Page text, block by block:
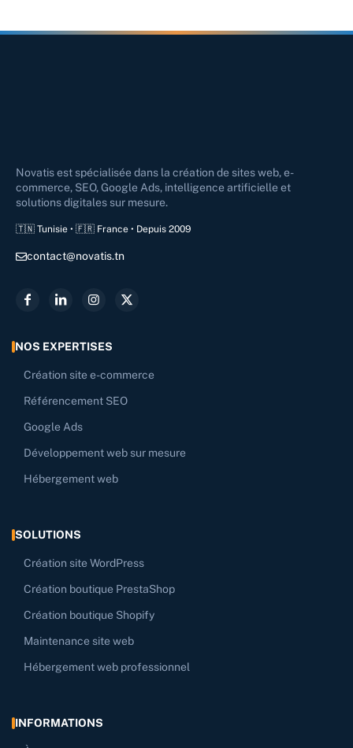
Novatis est spécialisée dans la création de sites web, e-
commerce, SEO, Google Ads, intelligence artificielle et
solutions digitales sur mesure.
🇹🇳 Tunisie • 🇫🇷 France • Depuis 2009
contact@novatis.tn
NOS EXPERTISES
Création site e-commerce
Référencement SEO
Google Ads
Développement web sur mesure
Hébergement web
SOLUTIONS
Création site WordPress
Création boutique PrestaShop
Création boutique Shopify
Maintenance site web
Hébergement web professionnel
INFORMATIONS